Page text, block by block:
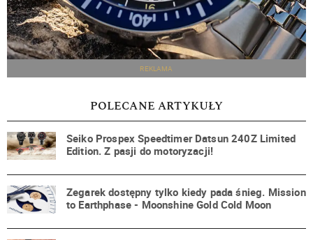
REKLAMA
POLECANE ARTYKUŁY
Seiko Prospex Speedtimer Datsun 240Z Limited
Edition. Z pasji do motoryzacji!
Zegarek dostępny tylko kiedy pada śnieg. Mission
to Earthphase - Moonshine Gold Cold Moon